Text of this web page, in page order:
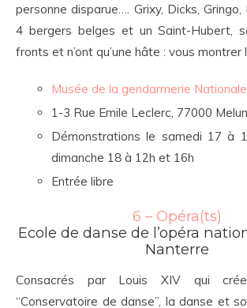
personne disparue…. Grixy, Dicks,
4 bergers belges et un Saint-Hubert,
fronts et n’ont qu’une hâte : vous montrer
Musée de la gendarmerie Nationale
1-3 Rue Emile Leclerc, 77000 Melun
Démonstrations le samedi 17 à
dimanche 18 à 12h et 16h
Entrée libre
6 – Opéra(ts)
Ecole de danse de l’opéra
Nanterre
Consacrés par Louis XIV qui
“Conservatoire de danse”, la danse et